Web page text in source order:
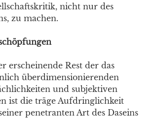
nicht nur des
zu machen.
erscheinende Rest der das
überdimensionierenden
und subjektiven
ist die träge Aufdringlichkeit
penetranten Art des Daseins